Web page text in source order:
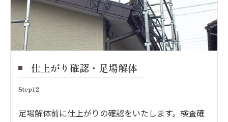
仕上がり確認・足場解体
Step12
足場解体前に仕上がりの確認をいたします。検査確